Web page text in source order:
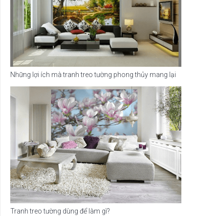
Những lợi ích mà tranh treo tường phong thủy mang lại
Tranh treo tường dùng để làm gì?